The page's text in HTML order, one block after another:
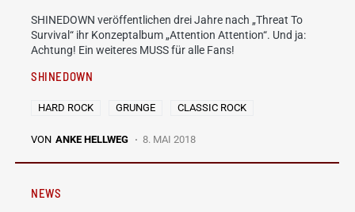
SHINEDOWN veröffentlichen drei Jahre nach „Threat To
Survival“ ihr Konzeptalbum „Attention Attention“. Und ja:
Achtung! Ein weiteres MUSS für alle Fans!
SHINEDOWN
HARD ROCK GRUNGE CLASSIC ROCK
VON ANKE HELLWEG 8. MAI 2018
NEWS